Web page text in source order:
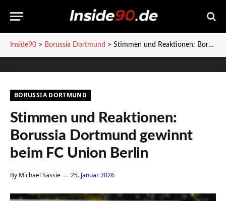
Inside90 > Borussia Dortmund > Stimmen und Reaktionen: Borussia Dortmund gewinnt beim FC Union Berlin
BORUSSIA DORTMUND
Stimmen und Reaktionen:
Borussia Dortmund gewinnt
beim FC Union Berlin
By Michael Sassie 25. Januar 2026